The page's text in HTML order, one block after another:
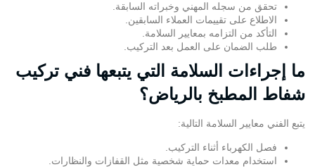
تحقق من سجله المهني وخبراته السابقة.
الاطلاع على تقييمات العملاء السابقين.
التأكد من التزامه بمعايير السلامة.
طلب الضمان على العمل بعد التركيب.
ما إجراءات السلامة التي يتبعها فني تركيب
شفاط المطبخ بالرياض؟
يتبع الفني معايير السلامة التالية:
فصل الكهرباء أثناء التركيب.
استخدام معدات حماية شخصية مثل القفازات والنظارات.